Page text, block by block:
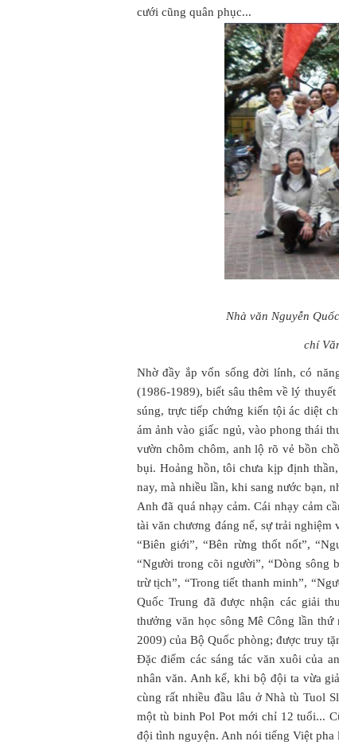
cưới cũng quân phục...
Nhà văn Nguyễn
chí
Nhờ đầy ắp vốn sống đời lính, có
(1986-1989), biết sâu thêm về lý
súng, trực tiếp chứng kiến tội ác diệt
ám ảnh vào giấc ngủ, vào phong thái
vườn chôm chôm, anh lộ rõ vẻ bồn
bụi. Hoảng hồn, tôi chưa kịp định
nay, mà nhiều lần, khi sang nước bạn,
Anh đã quá nhạy cảm. Cái nhạy cảm
tài văn chương đáng nể, sự trải nghiệm
“Biên giới”, “Bên rừng thốt nốt”,
“Người trong cõi người”, “Dòng sông
trừ tịch”, “Trong tiết thanh minh”,
Quốc Trung đã được nhận các giải
thưởng văn học sông Mê Công lần
2009) của Bộ Quốc phòng; được truy
Đặc điểm các sáng tác văn xuôi của
nhân văn. Anh kể, khi bộ đội ta vừa
cùng rất nhiều đầu lâu ở Nhà tù Tuol
một tù binh Pol Pot mới chỉ 12 tuổi...
đội tình nguyện. Anh nói tiếng Việt pha